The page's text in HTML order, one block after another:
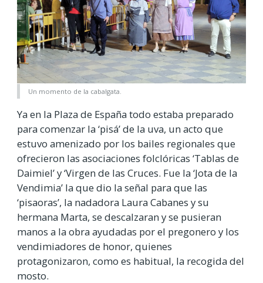
Un momento de la cabalgata.
Ya en la Plaza de España todo estaba preparado
para comenzar la ‘pisá’ de la uva, un acto que
estuvo amenizado por los bailes regionales que
ofrecieron las asociaciones folclóricas ‘Tablas de
Daimiel’ y ‘Virgen de las Cruces. Fue la ‘Jota de la
Vendimia’ la que dio la señal para que las
‘pisaoras’, la nadadora Laura Cabanes y su
hermana Marta, se descalzaran y se pusieran
manos a la obra ayudadas por el pregonero y los
vendimiadores de honor, quienes
protagonizaron, como es habitual, la recogida del
mosto.